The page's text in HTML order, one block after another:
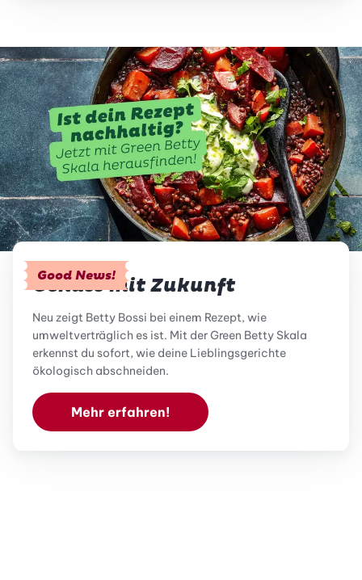
Good News!
Genuss mit Zukunft
Neu zeigt Betty Bossi bei einem Rezept, wie
umweltverträglich es ist. Mit der Green Betty Skala
erkennst du sofort, wie deine Lieblingsgerichte
ökologisch abschneiden.
Mehr erfahren!